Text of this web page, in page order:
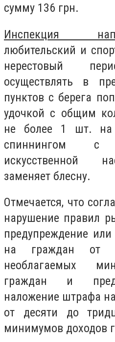
сумму 136 грн.
Инспекция
любительский и
нерестовый
осуществлять в
пунктов с берега
удочкой с общим
не более 1 шт. на
спиннингом
искусственной
заменяет блесну.
Отмечается, что
нарушение правил
предупреждение
на граждан от
необлагаемых
граждан и
наложение штрафа
от десяти до
минимумов доходов